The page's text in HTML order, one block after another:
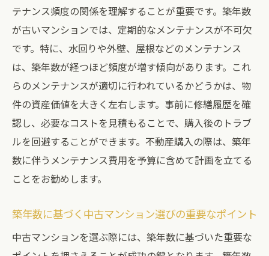
賢い購入者が行うべき中古マンションの事
前チェック
中古マンションの事前調査で得られる安心
感
事前調査を通じた中古マンション購入のリ
スク回避
中古マンション事前調査の具体例とその重
要性
中古マンション購入の落とし穴を避けるための
専門家の視点から見た中古マンション購入
の注意点
テナンス頻度の関係を理解することが重要です。築年数
が古いマンションでは、定期的なメンテナンスが不可欠
です。特に、水回りや外壁、屋根などのメンテナンス
は、築年数が経つほど頻度が増す傾向があります。これ
らのメンテナンスが適切に行われているかどうかは、物
件の資産価値を大きく左右します。事前に修繕履歴を確
認し、必要なコストを見積もることで、購入後のトラブ
ルを回避することができます。不動産購入の際は、築年
数に伴うメンテナンス費用を予算に含めて計画を立てる
ことをお勧めします。
築年数に基づく中古マンション選びの重要なポイント
中古マンションを選ぶ際には、築年数に基づいた重要な